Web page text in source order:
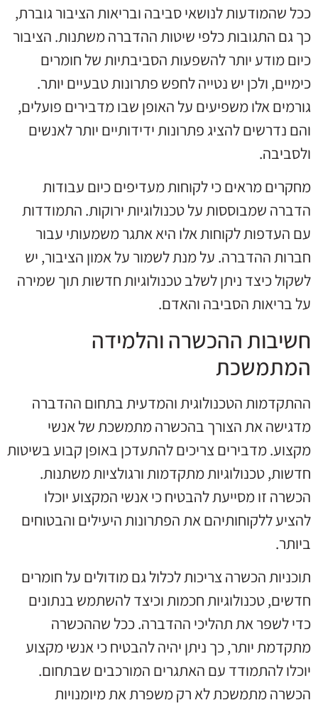
ככל שהמודעות לנושאי סביבה ובריאות הציבור גוברת,
כך גם התגובות כלפי שיטות ההדברה משתנות. הציבור
כיום מודע יותר להשפעות הסביבתיות של חומרים
כימיים, ולכן יש נטייה לחפש פתרונות טבעיים יותר.
גורמים אלו משפיעים על האופן שבו מדבירים פועלים,
והם נדרשים להציג פתרונות ידידותיים יותר לאנשים
ולסביבה.
מחקרים מראים כי לקוחות מעדיפים כיום עבודות
הדברה שמבוססות על טכנולוגיות ירוקות. התמודדות
עם העדפות לקוחות אלו היא אתגר משמעותי עבור
חברות ההדברה. על מנת לשמור על אמון הציבור, יש
לשקול כיצד ניתן לשלב טכנולוגיות חדשות תוך שמירה
על בריאות הסביבה והאדם.
חשיבות ההכשרה והלמידה
המתמשכת
ההתקדמות הטכנולוגית והמדעית בתחום ההדברה
מדגישה את הצורך בהכשרה מתמשכת של אנשי
מקצוע. מדבירים צריכים להתעדכן באופן קבוע בשיטות
חדשות, טכנולוגיות מתקדמות ורגולציות משתנות.
הכשרה זו מסייעת להבטיח כי אנשי המקצוע יוכלו
להציע ללקוחותיהם את הפתרונות היעילים והבטוחים
ביותר.
תוכניות הכשרה צריכות לכלול גם מודולים על חומרים
חדשים, טכנולוגיות חכמות וכיצד להשתמש בנתונים
כדי לשפר את תהליכי ההדברה. ככל שההכשרה
מתקדמת יותר, כך ניתן יהיה להבטיח כי אנשי מקצוע
יוכלו להתמודד עם האתגרים המורכבים שבתחום.
הכשרה מתמשכת לא רק משפרת את מיומנויות